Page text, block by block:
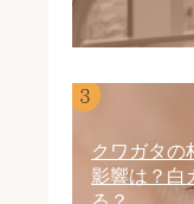
クワガタの
影響は？白